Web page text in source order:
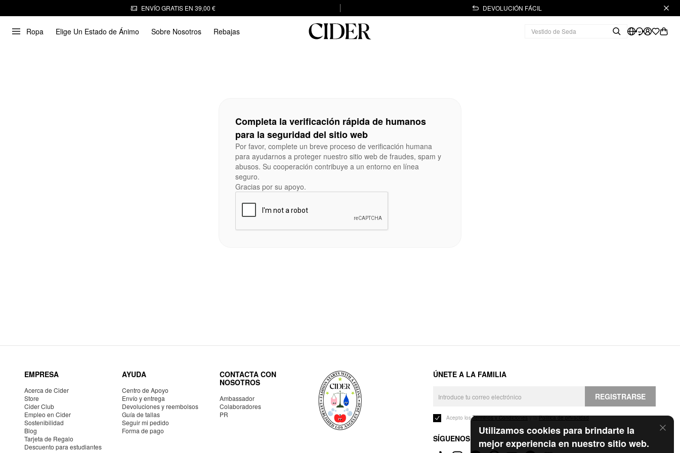
ENVÍO GRATIS EN 39,00 € DEVOLUCIÓN FÁCIL
Ropa Elige Un Estado de Ánimo Sobre Nosotros Rebajas
Utilizamos cookies para brindarte la
mejor experiencia en nuestro sitio web.
Completa la verificación rápida de humanos
para la seguridad del sitio web
Por favor, complete un breve proceso de verificación humana
para ayudarnos a proteger nuestro sitio web de fraudes, spam y
abusos. Su cooperación contribuye a un entorno en línea
seguro.
Gracias por su apoyo.
EMPRESA
Acerca de Cider
Store
Cider Club
Empleo en Cider
Sostenibilidad
Blog
Tarjeta de Regalo
Descuento para estudiantes
AYUDA
Centro de Apoyo
Envío y entrega
Devoluciones y reembolsos
Guía de tallas
Seguir mi pedido
Forma de pago
CONTACTA CON
NOSOTROS
Ambassador
Colaboradores
PR
ÚNETE A LA FAMILIA
REGISTRARSE
Acepto losTérminos y Condicionesy laPolítica de privacidad.
SÍGUENOS